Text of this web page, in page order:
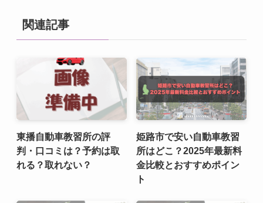
関連記事
東播自動車教習所の評
判・口コミは？予約は取
れる？取れない？
姫路市で安い自動車教習
所はどこ？2025年最新料
金比較とおすすめポイン
ト